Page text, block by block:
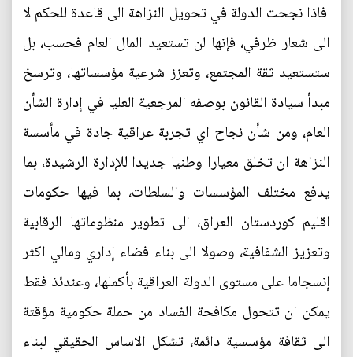
فاذا نجحت الدولة في تحويل النزاهة الى قاعدة للحكم لا
الى شعار ظرفي، فإنها لن تستعيد المال العام فحسب، بل
ستستعيد ثقة المجتمع، وتعزز شرعية مؤسساتها، وترسخ
مبدأ سيادة القانون بوصفه المرجعية العليا في إدارة الشأن
العام، ومن شأن نجاح اي تجربة عراقية جادة في مأسسة
النزاهة ان تخلق معيارا وطنيا جديدا للإدارة الرشيدة، بما
يدفع مختلف المؤسسات والسلطات، بما فيها حكومات
اقليم كوردستان العراق، الى تطوير منظوماتها الرقابية
وتعزيز الشفافية، وصولا الى بناء فضاء إداري ومالي اكثر
إنسجاما على مستوى الدولة العراقية بأكملها، وعندئذ فقط
يمكن ان تتحول مكافحة الفساد من حملة حكومية مؤقتة
الى ثقافة مؤسسية دائمة، تشكل الاساس الحقيقي لبناء